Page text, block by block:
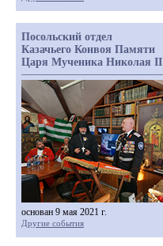
Посольский отдел
Казачьего Конвоя Памяти
Царя Мученика Николая II
основан 9 мая 2021 г.
Другие события